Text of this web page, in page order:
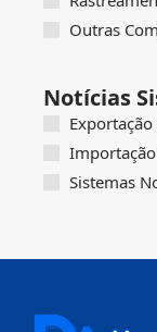
Outras
Notícias
Sistemas